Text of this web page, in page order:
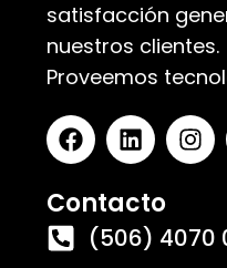
satisfacción
nuestros clientes.
Proveemos
Contacto
(506) 4070